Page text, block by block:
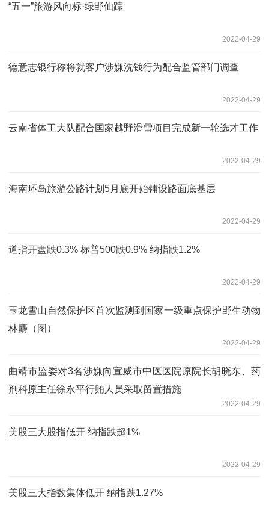
“五一”旅游风向标·绿野仙踪
2022-04-29
德意志银行称将就客户涉嫌洗钱行为配合监管部门调查
2022-04-29
云南省体工大队配合国家越野滑雪项目完成新一轮选才工作
2022-04-29
海南环岛旅游公路计划5月底开始铺设路面底基层
2022-04-29
道指开盘跌0.3% 标普500跌0.9% 纳指跌1.2%
2022-04-29
玉龙雪山自然保护区首次监测到国家一级重点保护野生动物
林麝（图）
2022-04-29
曲靖市监委对3名涉嫌向宣威市中医医院原院长胡晓东、药
剂科原主任徐永平行贿人员采取留置措施
2022-04-29
美股三大股指低开 纳指跌超1%
2022-04-29
美股三大指数集体低开 纳指跌1.27%